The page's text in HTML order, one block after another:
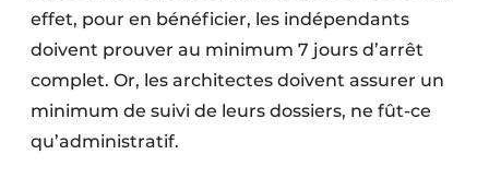
effet, pour en bénéficier, les indépendants
doivent prouver au minimum 7 jours d’arrêt
complet. Or, les architectes doivent assurer un
minimum de suivi de leurs dossiers, ne fût-ce
qu’administratif.